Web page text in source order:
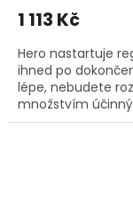
1 113 Kč
Hero nastartuje
ihned po
lépe, nebudete
množstvím